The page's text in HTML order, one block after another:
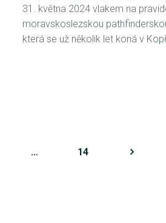
31. května 2024 vlakem na
moravskoslezskou
která se už několik let koná v
… 14